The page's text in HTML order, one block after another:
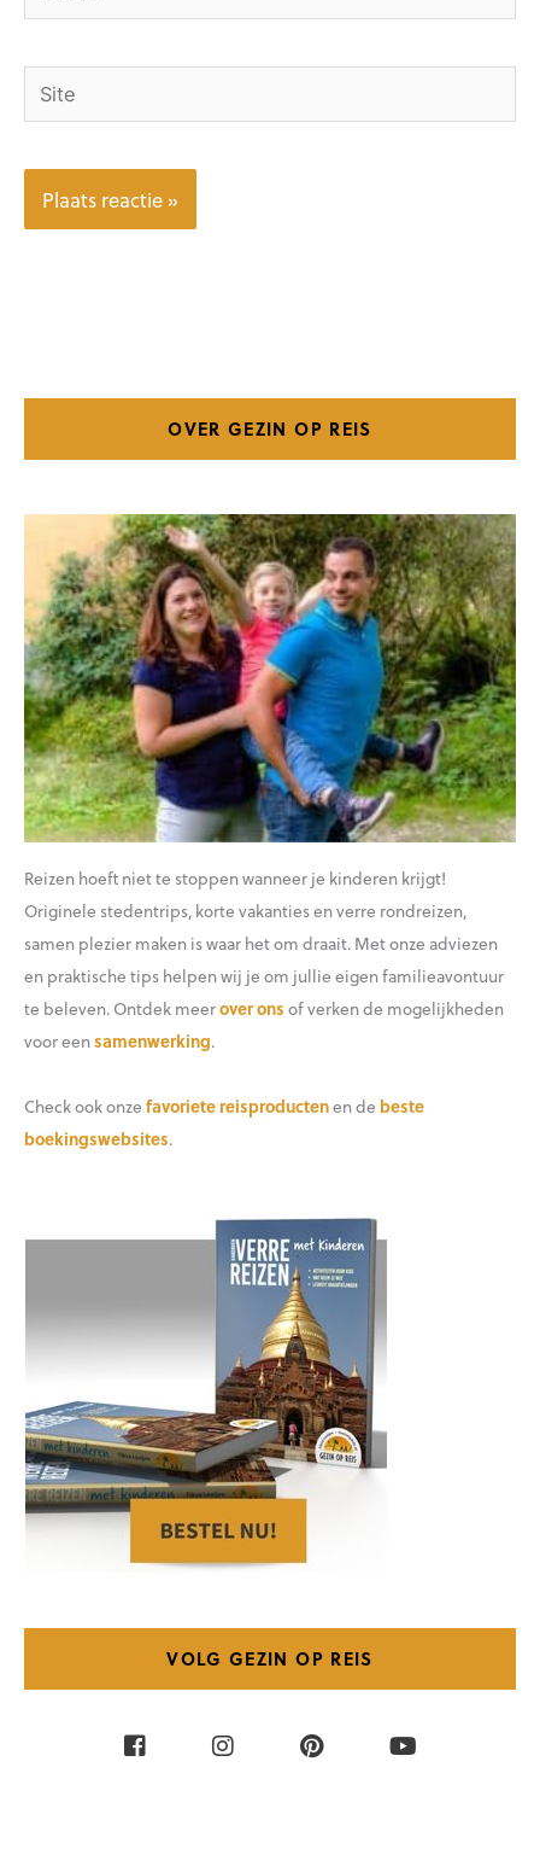
mail
Site
OVER GEZIN OP REIS
Reizen hoeft niet te stoppen wanneer je kinderen krijgt!
Originele stedentrips, korte vakanties en verre rondreizen,
samen plezier maken is waar het om draait. Met onze adviezen
en praktische tips helpen wij je om jullie eigen familieavontuur
te beleven. Ontdek meerover onsof verken de mogelijkheden
voor eensamenwerking.
Check ook onzefavoriete reisproductenen de beste
boekingswebsites.
VOLG GEZIN OP REIS